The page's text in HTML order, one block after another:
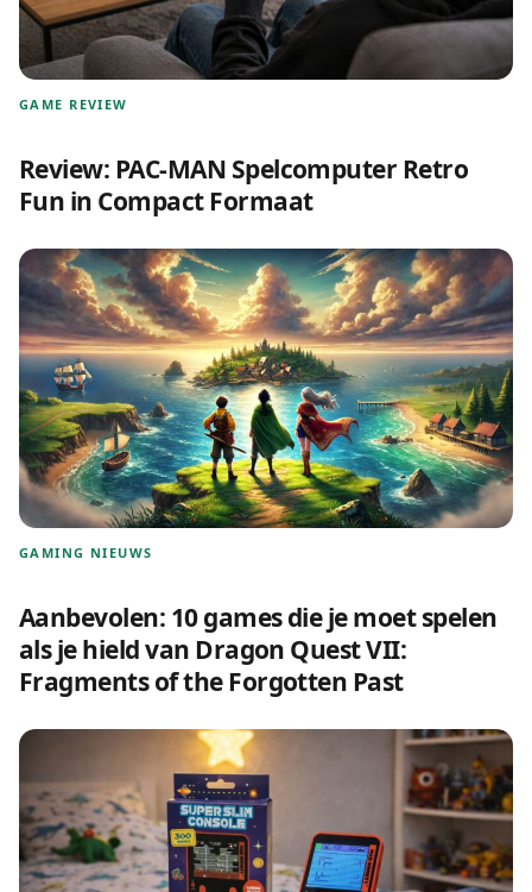
GAME REVIEW
Review: PAC-MAN Spelcomputer Retro
Fun in Compact Formaat
GAMING NIEUWS
Aanbevolen: 10 games die je moet spelen
als je hield van Dragon Quest VII:
Fragments of the Forgotten Past